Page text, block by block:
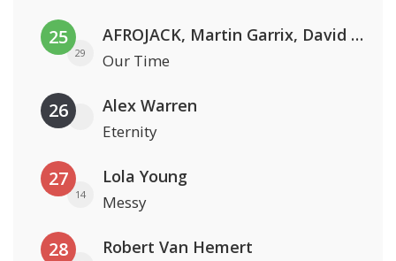
25
29
AFROJACK, Martin Garrix, David Guetta & Amél
Our Time
26 Alex Warren
Eternity
27
14
Lola Young
Messy
28 Robert Van Hemert